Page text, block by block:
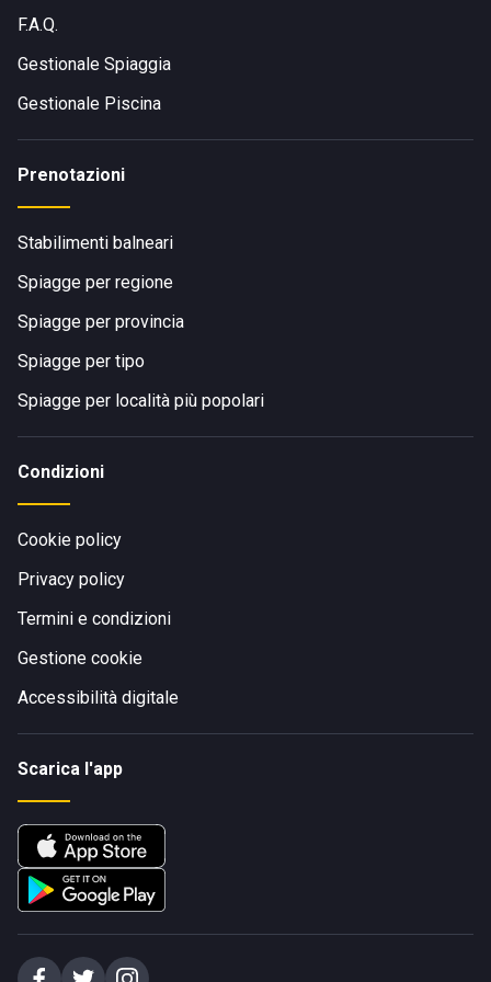
F.A.Q.
Gestionale Spiaggia
Gestionale Piscina
Prenotazioni
Stabilimenti balneari
Spiagge per regione
Spiagge per provincia
Spiagge per tipo
Spiagge per località più popolari
Condizioni
Cookie policy
Privacy policy
Termini e condizioni
Gestione cookie
Accessibilità digitale
Scarica l'app